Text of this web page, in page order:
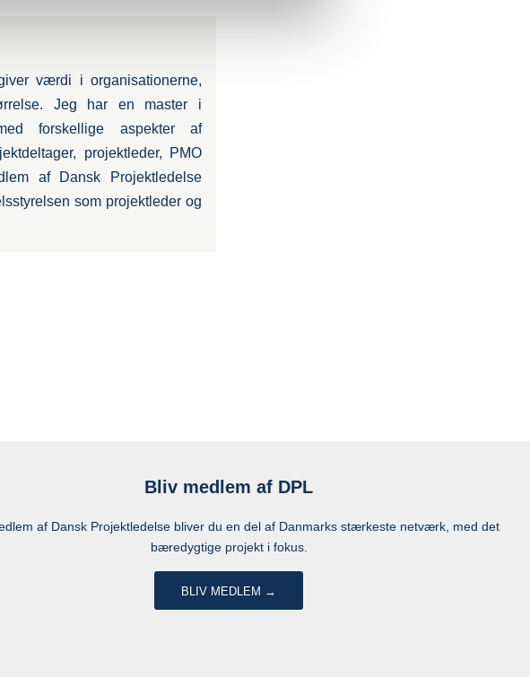
værdi i organisationerne,
Jeg har en master i
forskellige aspekter af
projektleder, PMO
af Dansk Projektledelse
som projektleder og
Bliv medlem af DPL
af Dansk Projektledelse bliver du en del af Danmarks stærkeste netværk, med det
bæredygtige projekt i fokus.
BLIV MEDLEM →